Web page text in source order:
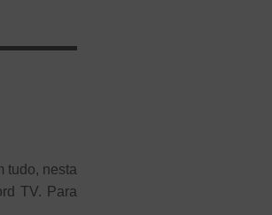
tudo, nesta
TV. Para